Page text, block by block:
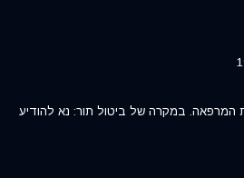
המרפאה. במקרה של ביטול תור: נא להודיע